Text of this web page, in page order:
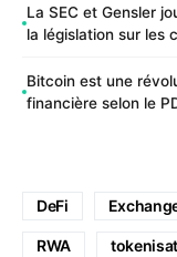
La SEC et Gensler
la législation sur les
Bitcoin est une
financière selon le
DeFi
RWA